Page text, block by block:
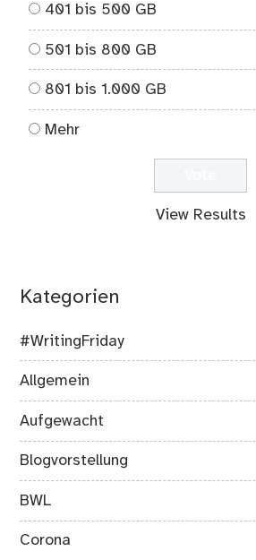
401 bis 500 GB
501 bis 800 GB
801 bis 1.000 GB
Mehr
View Results
Kategorien
#WritingFriday
Allgemein
Aufgewacht
Blogvorstellung
BWL
Corona